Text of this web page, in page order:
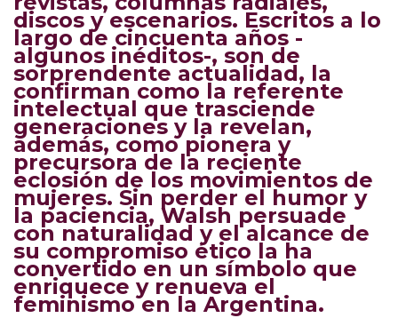
discos y escenarios. Escritos a lo
largo de cincuenta años -
algunos inéditos-, son de
sorprendente actualidad, la
confirman como la referente
intelectual que trasciende
generaciones y la revelan,
además, como pionera y
precursora de la reciente
eclosión de los movimientos de
mujeres. Sin perder el humor y
la paciencia, Walsh persuade
con naturalidad y el alcance de
su compromiso ético la ha
convertido en un símbolo que
enriquece y renueva el
feminismo en la Argentina.